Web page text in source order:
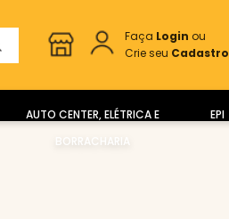
Faça Login ou
Crie seu Cadastro
AUTO CENTER, ELÉTRICA E
BORRACHARIA
EPI